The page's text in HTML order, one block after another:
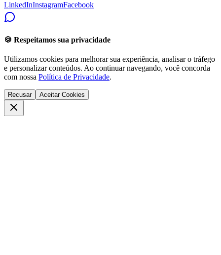
LinkedInInstagramFacebook
🍪 Respeitamos sua privacidade
Utilizamos cookies para melhorar sua experiência, analisar o tráfego
e personalizar conteúdos. Ao continuar navegando, você concorda
com nossa Política de Privacidade.
Recusar Aceitar Cookies